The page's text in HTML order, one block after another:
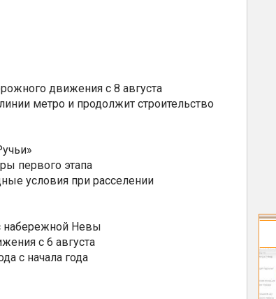
движения с 8 августа
метро и продолжит строительство
первого этапа
условия при расселении
набережной Невы
с 6 августа
с начала года